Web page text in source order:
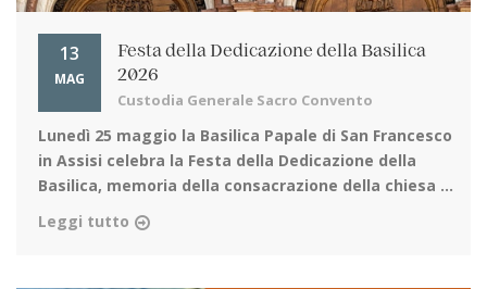
13
MAG
Festa della Dedicazione della Basilica
2026
Custodia Generale Sacro Convento
Lunedì 25 maggio la Basilica Papale di San Francesco
in Assisi celebra la Festa della Dedicazione della
Basilica, memoria della consacrazione della chiesa ...
Leggi tutto